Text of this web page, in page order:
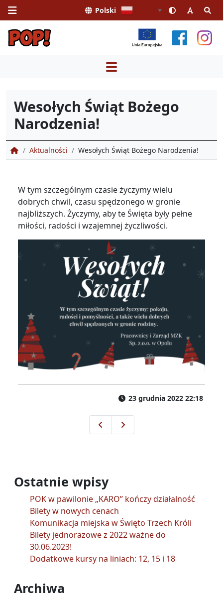
Polski ▼
treści
Wesołych Świąt Bożego
Narodzenia!
Portal Obsługi Pasażera
Aktualności Wesołych Świąt Bożego Narodzenia!
W tym szczególnym czasie życzymy wielu
dobrych chwil, czasu spędzonego w gronie
najbliższych. Życzymy, aby te Święta były pełne
miłości, radości i wzajemnej życzliwości.
23 grudnia 2022 22:18
Zawieszenie linii nocnych,
Dodatkowe kursy na
Ostatnie wpisy
POK w pawilonie „KARO” kończy działalność
Bilety w nowych cenach
Komunikacja miejska w Święto Trzech Króli
Bilety jednorazowe z 2022 ważne do
30.06.2023!
Dodatkowe kursy na liniach: 12, 15 i 18
Archiwa